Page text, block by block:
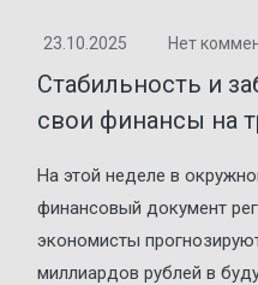
23.10.2025 Нет
Стабильность и
свои финансы на
На этой неделе в
финансовый документ
экономисты
миллиардов рублей в